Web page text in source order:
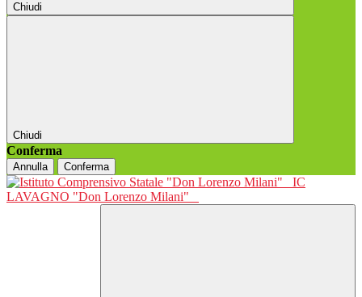
Chiudi
Chiudi
Conferma
Annulla Conferma
IC
LAVAGNO "Don Lorenzo Milani"